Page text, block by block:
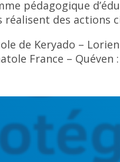
pédagogique
réalisent des
de Keryado –
France – Quéven :